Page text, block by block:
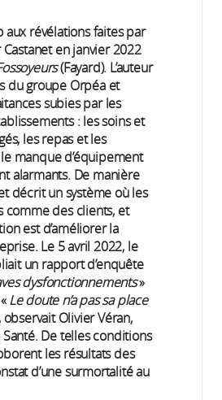
aux révélations faites par
en janvier 2022
(Fayard). L’auteur
du groupe Orpéa et
subies par les
: les soins et
les repas et les
manque d’équipement
alarmants. De manière
décrit un système où les
comme des clients, et
est d’améliorer la
Le 5 avril 2022, le
un rapport d’enquête
dysfonctionnements»
Le doute n’a pas sa place
observait Olivier Véran,
De telles conditions
les résultats des
d’une surmortalité au